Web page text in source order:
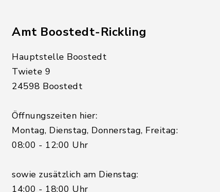
Amt Boostedt-Rickling
Hauptstelle Boostedt
Twiete 9
24598 Boostedt
Öffnungszeiten hier:
Montag, Dienstag, Donnerstag, Freitag:
08:00 - 12:00 Uhr
sowie zusätzlich am Dienstag:
14:00 - 18:00 Uhr